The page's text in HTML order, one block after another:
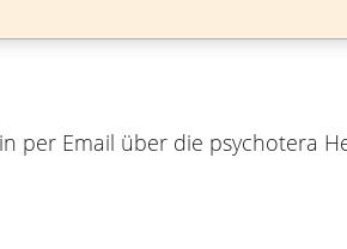
per Email über die psychotera